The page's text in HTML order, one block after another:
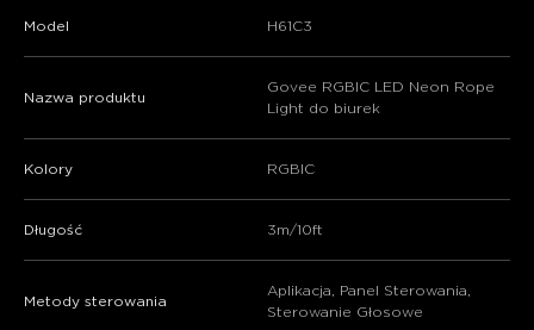
Model H61C3
Nazwa produktu
Govee RGBIC LED Neon Rope
Light do biurek
Kolory RGBIC
Długość 3m/10ft
Metody sterowania
Aplikacja, Panel Sterowania,
Sterowanie Głosowe